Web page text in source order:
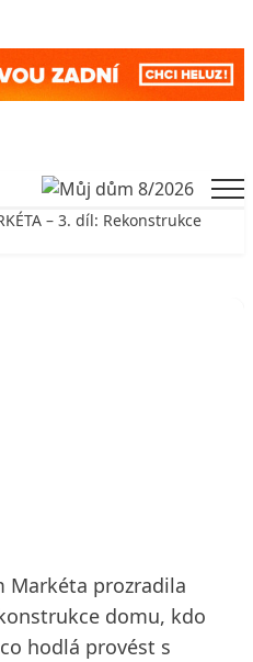
– 3. díl: Rekonstrukce
Markéta prozradila
domu, kdo
hodlá provést s